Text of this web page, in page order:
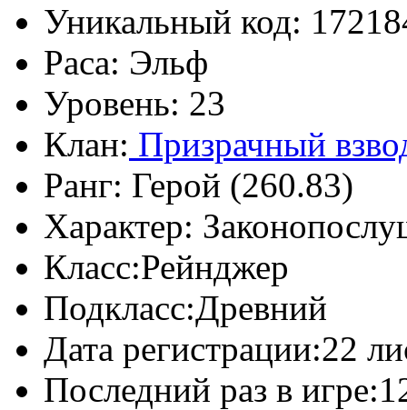
Уникальный код:
Раса: Эльф
Уровень: 23
Клан: Призрачный
Ранг: Герой (260.83)
Характер:
Класс:Рейнджер
Подкласс:Древний
Дата регистрации:22
Последний раз в игре: